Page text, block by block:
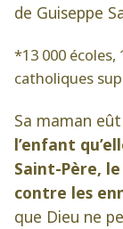
de Guiseppe
*13 000
catholiques
Sa maman
l’enfant
Saint-Père,
contre les
que Dieu ne